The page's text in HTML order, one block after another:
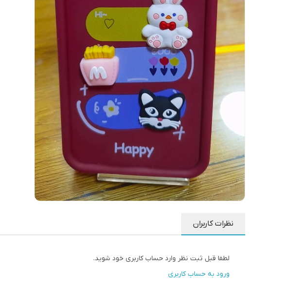
نظرات کاربران
لطفا قبل ثبت نظر وارد حساب کاربری خود شوید.
ورود به حساب کاربری